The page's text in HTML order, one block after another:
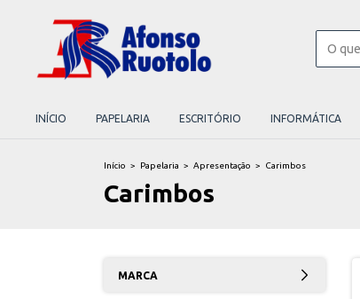
INÍCIO PAPELARIA ESCRITÓRIO INFORMÁTICA
Início > Papelaria > Apresentação > Carimbos
Carimbos
MARCA